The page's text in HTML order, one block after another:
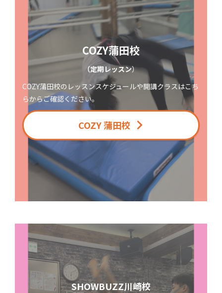
COZY蒲田校
（定期レッスン）
COZY蒲田校のレッスンスケジュールや開講クラスはこち
らからご確認ください。
COZY 蒲田校
SHOWBUZZ川崎校